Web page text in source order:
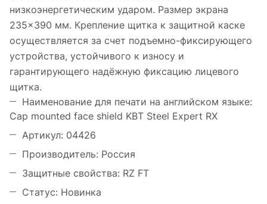
низкоэнергетическим ударом. Размер экрана
235×390 мм. Крепление щитка к защитной каске
осуществляется за счет подъемно-фиксирующего
устройства, устойчивого к износу и
гарантирующего надёжную фиксацию лицевого
щитка.
Наименование для печати на английском языке:
Cap mounted face shield KBT Steel Expert RX
Артикул: 04426
Производитель: Россия
Защитные свойства: RZ FT
Статус: Новинка